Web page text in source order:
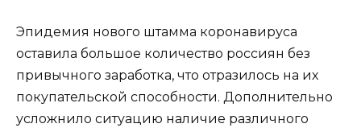
Эпидемия нового штамма коронавируса
оставила большое количество россиян без
привычного заработка, что отразилось на их
покупательской способности. Дополнительно
усложнило ситуацию наличие различного